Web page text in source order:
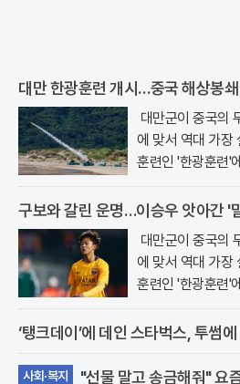
대만 한광훈련 개시…중국 해상봉
대만군이 중국의
에 맞서 역대 가장
훈련인 '한광훈련'
통신 등 현지 매체
구보와 갈린 운명…이승우 앗아간 '
대만군이 중국의
에 맞서 역대 가장
훈련인 '한광훈련'
통신 등 현지 매체
‘탱크데이’에 데인 스타벅스, 투썸
사회·복지 "선물 말고 송금해줘" 요